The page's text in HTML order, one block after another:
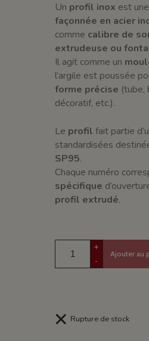
Un profil inox est une
façonnée en acier
comme calibre de
extrudeuse ou
Il agit comme un
l’argile est poussée
forme précise (tube,
décoratif, etc.).
Le profil fait partie
standardisées
SP95.
Chaque numéro
spécifique
profil extrudé.
+
-
Ajouter au
Rupture de stock